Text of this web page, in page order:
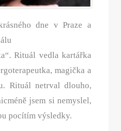
dne v Praze a
Rituál vedla kartářka
magička a
Rituál netrval dlouho,
jsem si nemyslel,
pocítím výsledky.